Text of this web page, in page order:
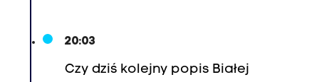
20:03
Czy dziś kolejny popis Białej